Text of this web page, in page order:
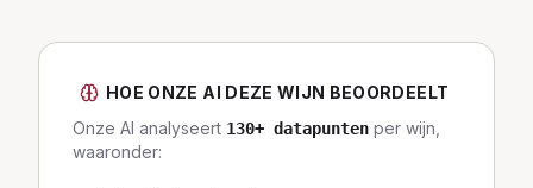
HOE ONZE AI DEZE WIJN BEOORDEELT
Onze AI analyseert 130+ datapunten per wijn,
waaronder: